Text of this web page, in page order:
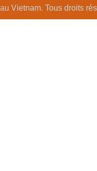
Vietnam. Tous droits